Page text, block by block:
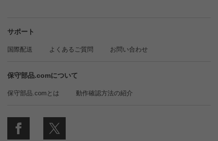
サポート
国際配送 よくあるご質問 お問い合わせ
保守部品.comについて
保守部品.comとは 動作確認方法の紹介